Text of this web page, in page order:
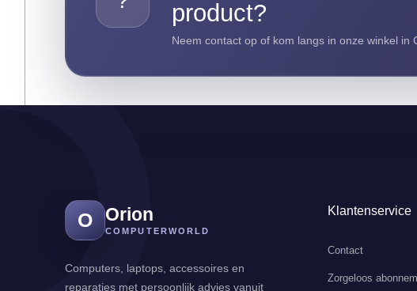
product?
Neem contact op of kom langs in onze winkel in
O Orion
COMPUTERWORLD
Computers, laptops, accessoires en
reparaties met persoonlijk advies vanuit
Klantenservice
Contact
Zorgeloos